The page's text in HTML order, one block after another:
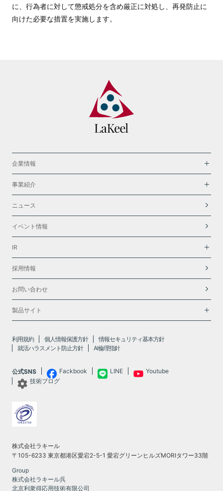
に、行為者に対して懲戒処分を含め厳正に対処し、再発防止に
向けた必要な措置を実施します。
企業情報
事業紹介
ニュース
イベント情報
IR
採用情報
お問い合わせ
製品サイト
利用規約 個人情報保護方針
情報セキュリティ基本方針
就活ハラスメント防止方針
AI倫理指針
公式SNS Fackbook LINE
Youtube
技術ブログ
株式会社ラキール
〒105-6233 東京都港区愛宕2-5-1 愛宕グリーンヒルズMORIタワー33階
Group
株式会社ラキール呉
北京利衆得応用技術有限公司